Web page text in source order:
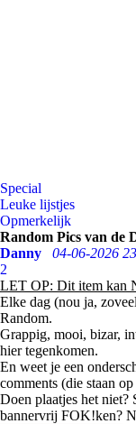
Special
Leuke lijstjes
Opmerkelijk
Random Pics van de
Danny
04-06-2026
2
LET OP: Dit item kan
Elke dag (nou ja,
Random.
Grappig, mooi, bizar,
hier tegenkomen.
En weet je een
comments (die staan
Doen plaatjes het
bannervrij FOK!ken?